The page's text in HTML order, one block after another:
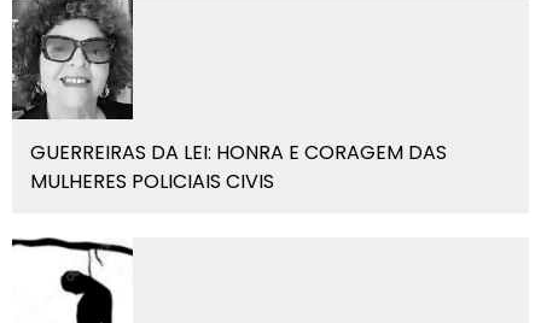
GUERREIRAS DA LEI: HONRA E CORAGEM DAS
MULHERES POLICIAIS CIVIS